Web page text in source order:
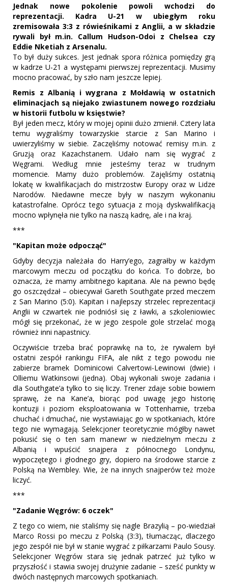
Jednak nowe pokolenie powoli wchodzi do
reprezentacji. Kadra U-21 w ubiegłym roku
zremisowała 3:3 z rówieśnikami z Anglii, a w składzie
rywali był m.in. Callum Hudson-Odoi z Chelsea czy
Eddie Nketiah z Arsenalu.
To był duży sukces. Jest jednak spora różnica pomiędzy grą
w kadrze U-21 a występami pierwszej reprezentacji. Musimy
mocno pracować, by szło nam jeszcze lepiej.
Remis z Albanią i wygrana z Mołdawią w ostatnich
eliminacjach są niejako zwiastunem nowego rozdziału
w historii futbolu w księstwie?
Był jeden mecz, który w mojej opinii dużo zmienił. Cztery lata
temu wygraliśmy towarzyskie starcie z San Marino i
uwierzyliśmy w siebie. Zaczęliśmy notować remisy m.in. z
Gruzją oraz Kazachstanem. Udało nam się wygrać z
Węgrami. Według mnie jesteśmy teraz w trudnym
momencie. Mamy dużo problemów. Zajęliśmy ostatnią
lokatę w kwalifikacjach do mistrzostw Europy oraz w Lidze
Narodów. Niedawne mecze były w naszym wykonaniu
katastrofalne. Oprócz tego sytuacja z moją dyskwalifikacją
mocno wpłynęła nie tylko na naszą kadrę, ale i na kraj.
***
"Kapitan może odpocząć"
Gdyby decyzja należała do Harry’ego, zagrałby w każdym
marcowym meczu od początku do końca. To dobrze, bo
oznacza, że mamy ambitnego kapitana. Ale na pewno będę
go oszczędzał – obiecywał Gareth Southgate przed meczem
z San Marino (5:0). Kapitan i najlepszy strzelec reprezentacji
Anglii w czwartek nie podniósł się z ławki, a szkoleniowiec
mógł się przekonać, że w jego zespole gole strzelać mogą
również inni napastnicy.
Oczywiście trzeba brać poprawkę na to, że rywalem był
ostatni zespół rankingu FIFA, ale nikt z tego powodu nie
zabierze bramek Dominicowi Calvertowi-Lewinowi (dwie) i
Olliemu Watkinsowi (jedna). Obaj wykonali swoje zadania i
dla Southgate’a tylko to się liczy. Trener zdaje sobie bowiem
sprawę, że na Kane’a, biorąc pod uwagę jego historię
kontuzji i poziom eksploatowania w Tottenhamie, trzeba
chuchać i dmuchać, nie wystawiając go w spotkaniach, które
tego nie wymagają. Selekcjoner teoretycznie mógłby nawet
pokusić się o ten sam manewr w niedzielnym meczu z
Albanią i wpuścić snajpera z północnego Londynu,
wypoczętego i głodnego gry, dopiero na środowe starcie z
Polską na Wembley. Wie, że na innych snajperów też może
liczyć.
***
"Zadanie Węgrów: 6 oczek"
Z tego co wiem, nie staliśmy się nagle Brazylią – po-wiedział
Marco Rossi po meczu z Polską (3:3), tłumacząc, dlaczego
jego zespół nie był w stanie wygrać z piłkarzami Paulo Sousy.
Selekcjoner Węgrów stara się jednak patrzeć już tylko w
przyszłość i stawia swojej drużynie zadanie – sześć punkty w
dwóch następnych marcowych spotkaniach.